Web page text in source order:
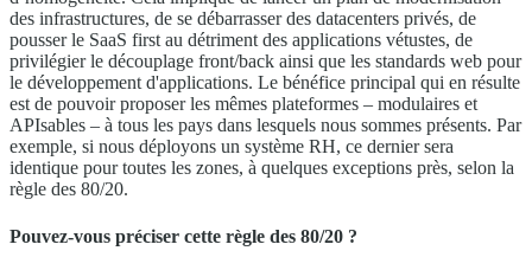
des infrastructures, de se débarrasser des datacenters privés, de
pousser le SaaS first au détriment des applications vétustes, de
privilégier le découplage front/back ainsi que les standards web pour
le développement d'applications. Le bénéfice principal qui en résulte
est de pouvoir proposer les mêmes plateformes – modulaires et
APIsables – à tous les pays dans lesquels nous sommes présents. Par
exemple, si nous déployons un système RH, ce dernier sera
identique pour toutes les zones, à quelques exceptions près, selon la
règle des 80/20.
Pouvez-vous préciser cette règle des 80/20 ?